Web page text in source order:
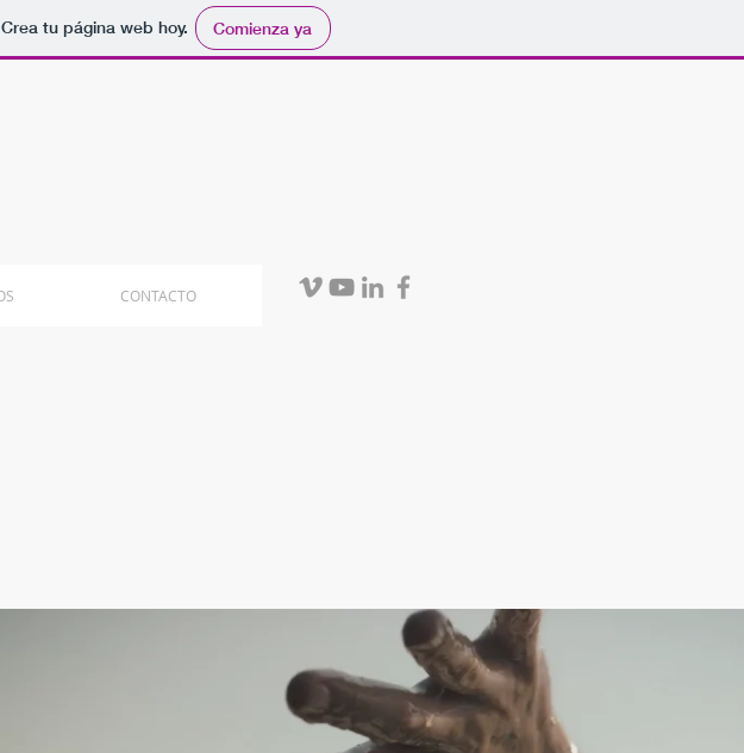
tu página web hoy. Comienza ya
CONTACTO